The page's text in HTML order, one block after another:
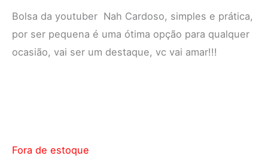
Bolsa da youtuber Nah Cardoso, simples e prática,
por ser pequena é uma ótima opção para qualquer
ocasião, vai ser um destaque, vc vai amar!!!
Fora de estoque